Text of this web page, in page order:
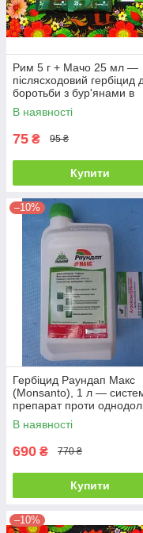
Рим 5 г + Мачо 25 мл —
післясходовий гербіцид
боротьби з бур'янами в
посадках кукурудзи та
картоплі
В наявності
75 ₴ 95 ₴
Купити
–10%
Гербіцид Раундап Макс
(Monsanto), 1 л —
препарат проти
і дводольних бур'янів
В наявності
690 ₴ 770 ₴
Купити
–10%